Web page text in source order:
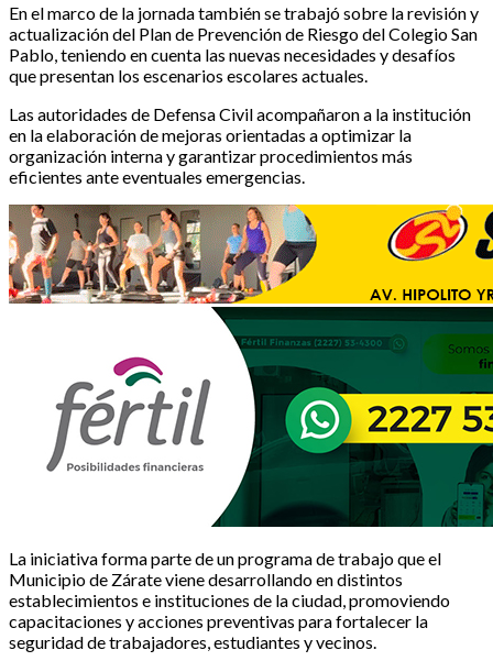
En el marco de la jornada también se trabajó sobre la revisión y
actualización del Plan de Prevención de Riesgo del Colegio San
Pablo, teniendo en cuenta las nuevas necesidades y desafíos
que presentan los escenarios escolares actuales.
Las autoridades de Defensa Civil acompañaron a la institución
en la elaboración de mejoras orientadas a optimizar la
organización interna y garantizar procedimientos más
eficientes ante eventuales emergencias.
La iniciativa forma parte de un programa de trabajo que el
Municipio de Zárate viene desarrollando en distintos
establecimientos e instituciones de la ciudad, promoviendo
capacitaciones y acciones preventivas para fortalecer la
seguridad de trabajadores, estudiantes y vecinos.